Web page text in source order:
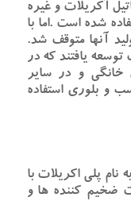
آکریلات و غیره
شده است .اما با
آنها متوقف شد.
توسعه یافتند که در
خانگی و در سایر
و بلوری استفاده
نام پلی اکریلات با
ضخیم کننده ها و